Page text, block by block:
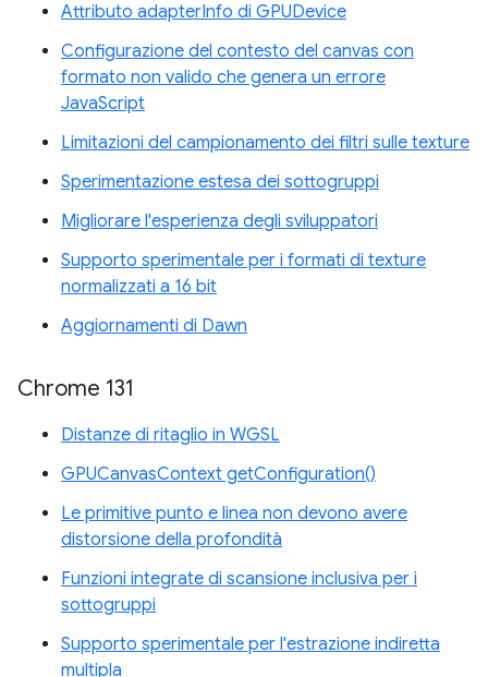
Attributo adapterInfo di GPUDevice
Configurazione del contesto del canvas con
formato non valido che genera un errore
JavaScript
Limitazioni del campionamento dei filtri sulle texture
Sperimentazione estesa dei sottogruppi
Migliorare l'esperienza degli sviluppatori
Supporto sperimentale per i formati di texture
normalizzati a 16 bit
Aggiornamenti di Dawn
Chrome 131
Distanze di ritaglio in WGSL
GPUCanvasContext getConfiguration()
Le primitive punto e linea non devono avere
distorsione della profondità
Funzioni integrate di scansione inclusiva per i
sottogruppi
Supporto sperimentale per l'estrazione indiretta
multipla